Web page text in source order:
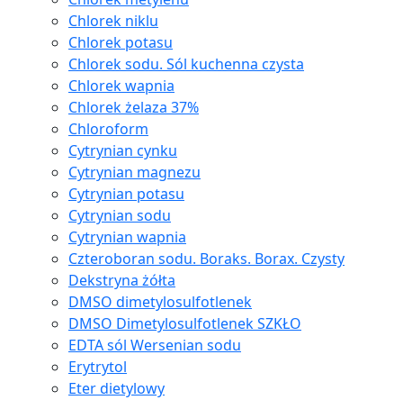
Chlorek niklu
Chlorek potasu
Chlorek sodu. Sól kuchenna czysta
Chlorek wapnia
Chlorek żelaza 37%
Chloroform
Cytrynian cynku
Cytrynian magnezu
Cytrynian potasu
Cytrynian sodu
Cytrynian wapnia
Czteroboran sodu. Boraks. Borax. Czysty
Dekstryna żółta
DMSO dimetylosulfotlenek
DMSO Dimetylosulfotlenek SZKŁO
EDTA sól Wersenian sodu
Erytrytol
Eter dietylowy